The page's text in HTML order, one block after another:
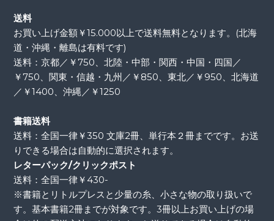
送料
お買い上げ金額￥15.000以上で送料無料となります。(北海
道・沖縄・離島は有料です)
送料：京都／￥750、北陸・中部・関西・中国・四国／
￥750、関東・信越・九州／￥850、東北／￥950、北海道
／￥1400、沖縄／￥1250
書籍送料
送料：全国一律￥350 文庫2冊、単行本２冊までです。お送
りできる場合は自動的に選択されます。
レターパック/クリックポスト
送料：全国一律￥430-
※書籍とリトルプレスと少量の糸、小さな物の取り扱いで
す。基本書籍2冊までが対象です。3冊以上お買い上げの場